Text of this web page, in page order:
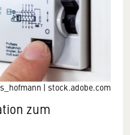
| stock.adobe.com
zum